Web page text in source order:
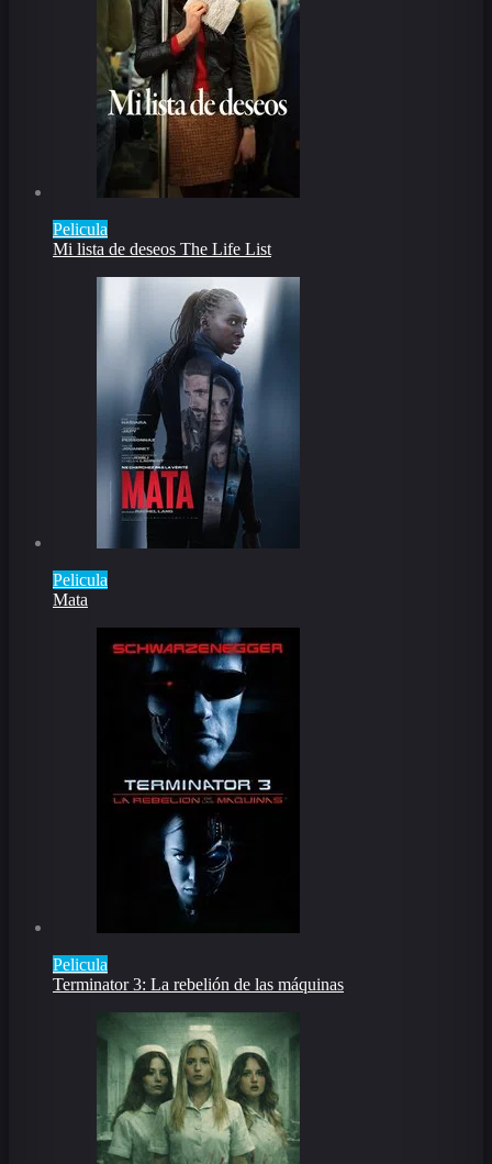
Pelicula
Mi lista de deseos The Life List
Pelicula
Mata
Pelicula
Terminator 3: La rebelión de las máquinas